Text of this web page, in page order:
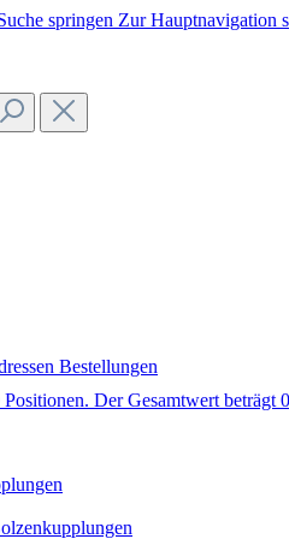
springen Zur Hauptnavigation
Bestellungen
Der Gesamtwert beträgt